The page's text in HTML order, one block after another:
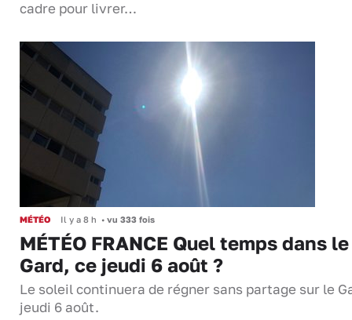
cadre pour livrer…
MÉTÉO Il y a 8 h • vu 333 fois
MÉTÉO FRANCE Quel temps dans le
Gard, ce jeudi 6 août ?
Le soleil continuera de régner sans partage sur le
jeudi 6 août.